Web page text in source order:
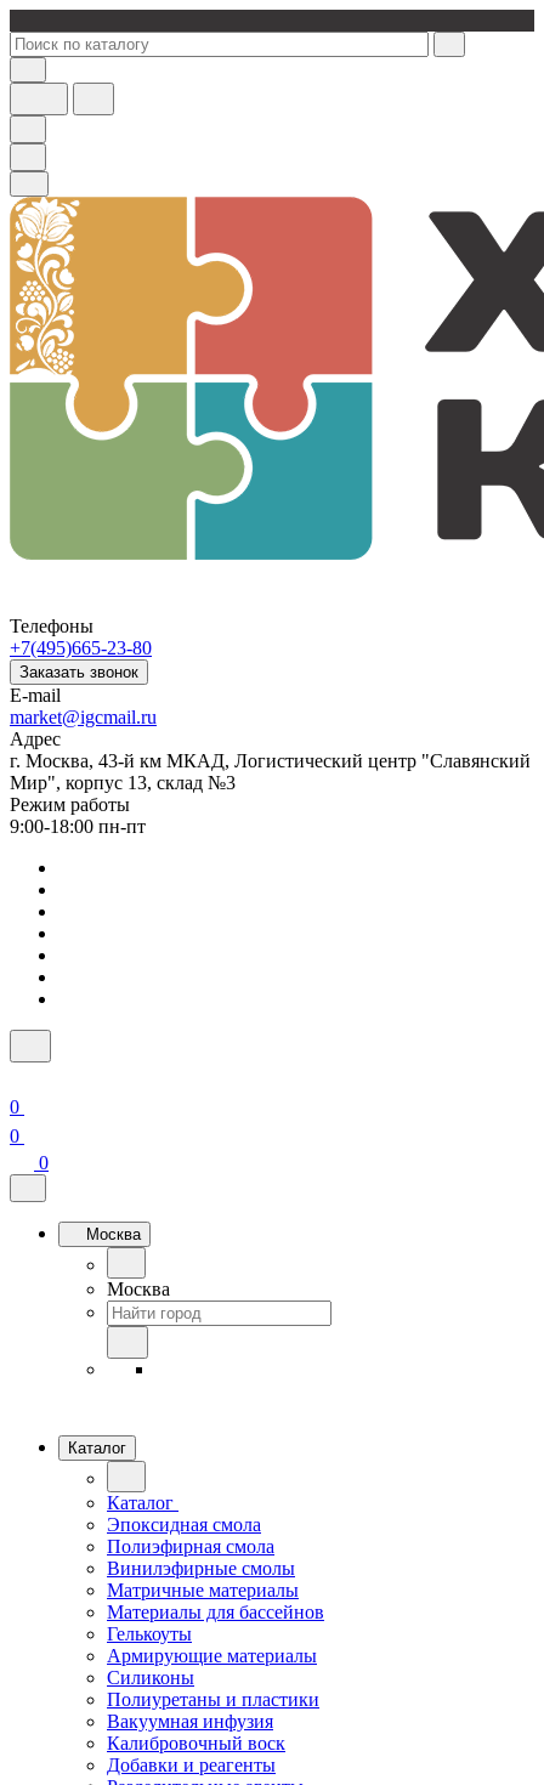
Телефоны
+7(495)665-23-80
Заказать звонок
E-mail
market@igcmail.ru
Адрес
г. Москва, 43-й км МКАД, Логистический центр "Славянский
Мир", корпус 13, склад №3
Режим работы
9:00-18:00 пн-пт
0
0
0
Москва
Москва
Каталог
Каталог
Эпоксидная смола
Полиэфирная смола
Винилэфирные смолы
Матричные материалы
Материалы для бассейнов
Гелькоуты
Армирующие материалы
Силиконы
Полиуретаны и пластики
Вакуумная инфузия
Калибровочный воск
Добавки и реагенты